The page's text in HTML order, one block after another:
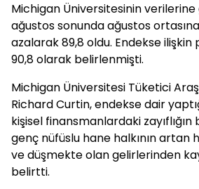
Michigan Üniversitesinin verilerine
ağustos sonunda ağustos
azalarak 89,8 oldu. Endekse
90,8 olarak belirlenmişti.
Michigan Üniversitesi Tüketici
Richard Curtin, endekse dair
kişisel finansmanlardaki zayıflığın
genç nüfüslu hane halkının artan
ve düşmekte olan gelirlerinden
belirtti.